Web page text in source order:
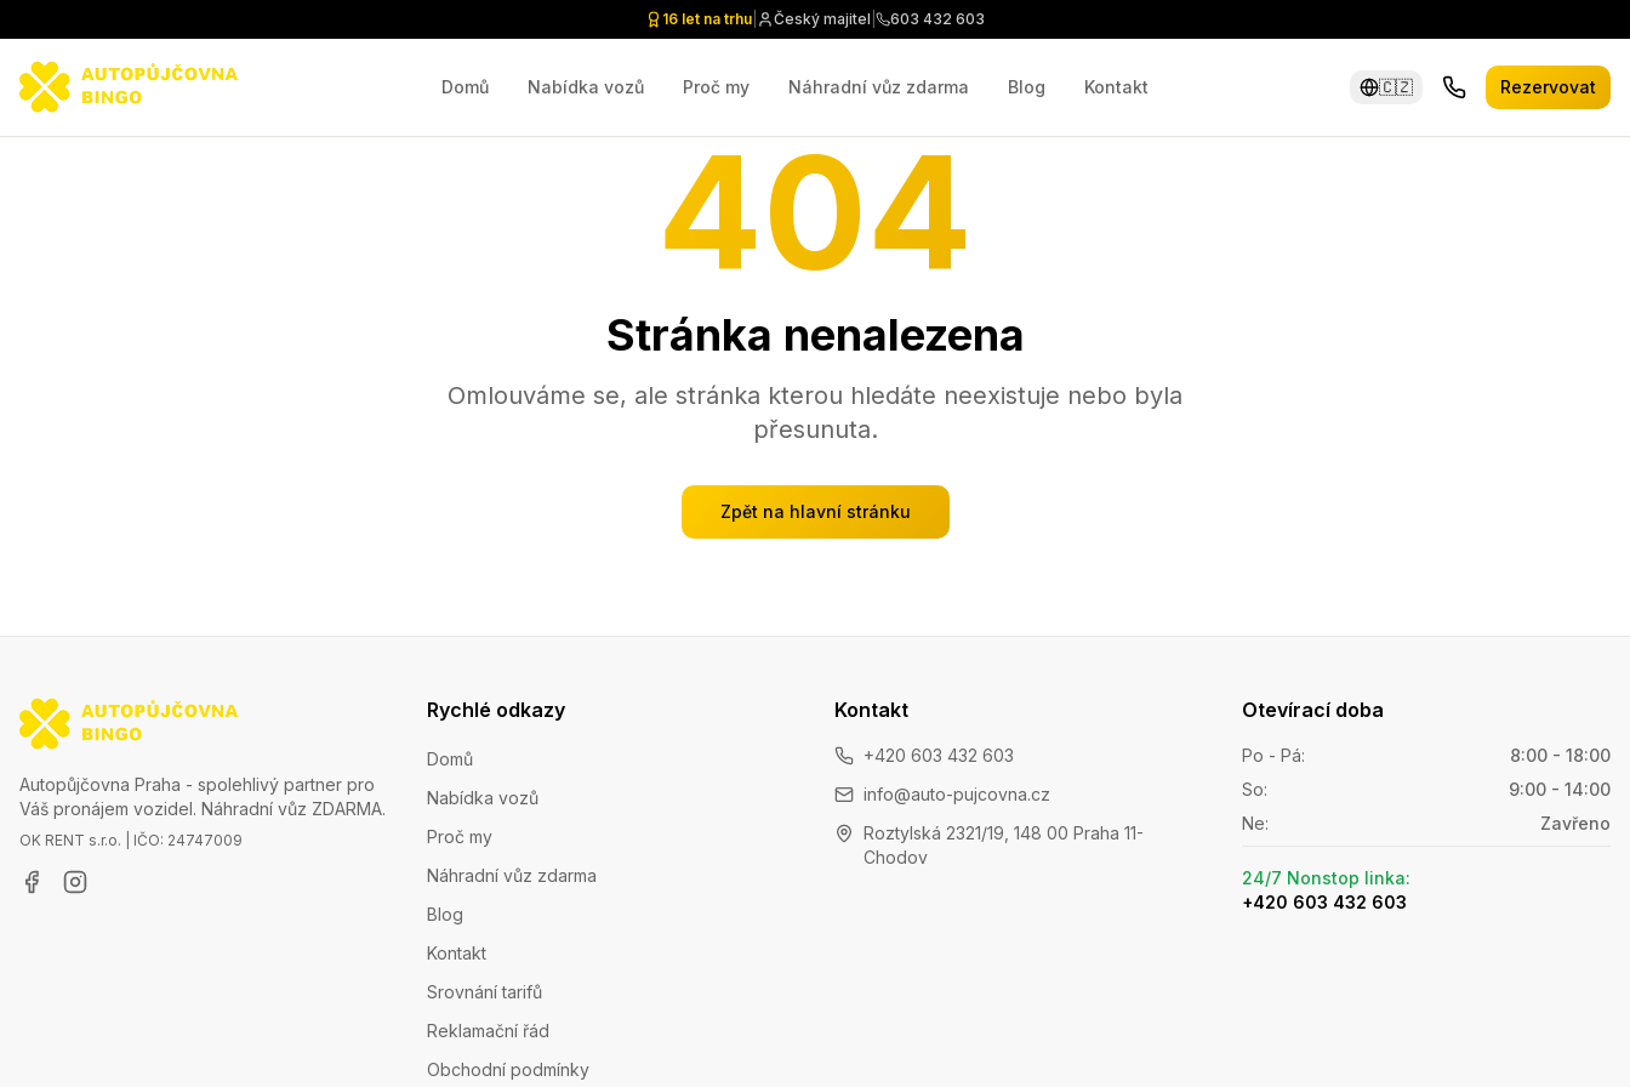
16 let na trhu Český majitel 603 432 603
Domů Nabídka vozů Proč my Náhradní vůz zdarma Blog Kontakt 🇨🇿 Rezervovat
404
Stránka nenalezena
Omlouváme se, ale stránka kterou hledáte neexistuje nebo byla
přesunuta.
Zpět na hlavní stránku
Autopůjčovna Praha - spolehlivý partner pro
Váš pronájem vozidel. Náhradní vůz ZDARMA.
OK RENT s.r.o. | IČO: 24747009
Rychlé odkazy
Domů
Nabídka vozů
Proč my
Náhradní vůz zdarma
Blog
Kontakt
Srovnání tarifů
Reklamační řád
Obchodní podmínky
Kontakt
+420 603 432 603
info@auto-pujcovna.cz
Roztylská 2321/19, 148 00 Praha 11-
Chodov
Otevírací doba
Po - Pá:
8:00 - 18:00
So:
9:00 - 14:00
Ne: Zavřeno
24/7 Nonstop linka:
+420 603 432 603